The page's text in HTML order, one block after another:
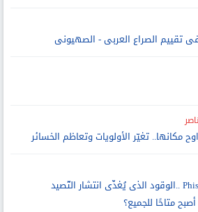
تقييم الصراع العربى - الصهيونى
مكانها.. تغيّر الأولويات وتعاظم الخسائر
Phishing-as-a-Service ..الوقود الذى يُغذّى انتشار التّصيد
متاحًا للجميع؟